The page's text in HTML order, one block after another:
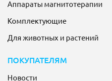
Аппараты магнитотерапии
Комплектующие
Для животных и растений
ПОКУПАТЕЛЯМ
Новости